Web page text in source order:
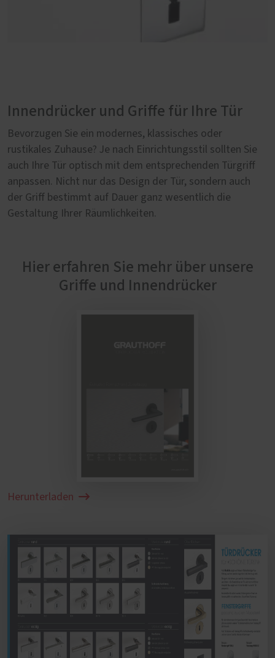
Innendrücker und Griffe für Ihre Tür
Bevorzugen Sie ein modernes, klassisches oder
rustikales Zuhause? Je nach Einrichtungsstil sollten Sie
auch Ihre Tür optisch mit dem entsprechenden Türgriff
anpassen. Nicht nur das Design der Tür, sondern auch
der Griff bestimmt auf Dauer ganz wesentlich die
Gestaltung Ihrer Räumlichkeiten.
Hier erfahren Sie mehr über unsere
Griffe und Innendrücker
Herunterladen